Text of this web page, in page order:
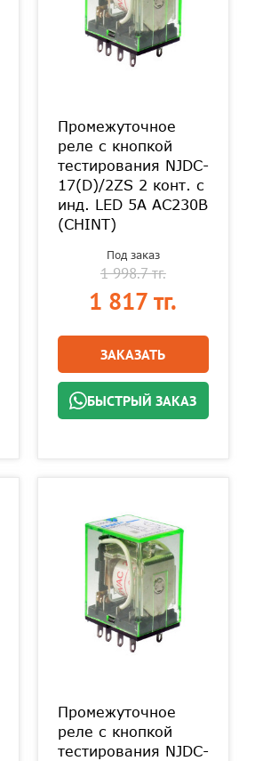
Промежуточное
реле с кнопкой
тестирования NJDC-
17(D)/2ZS 2 конт. с
инд. LED 5А AC230В
(CHINT)
Под заказ
1 998.7 тг.
1 817 тг.
ЗАКАЗАТЬ
БЫСТРЫЙ ЗАКАЗ
Промежуточное
реле с кнопкой
тестирования NJDC-